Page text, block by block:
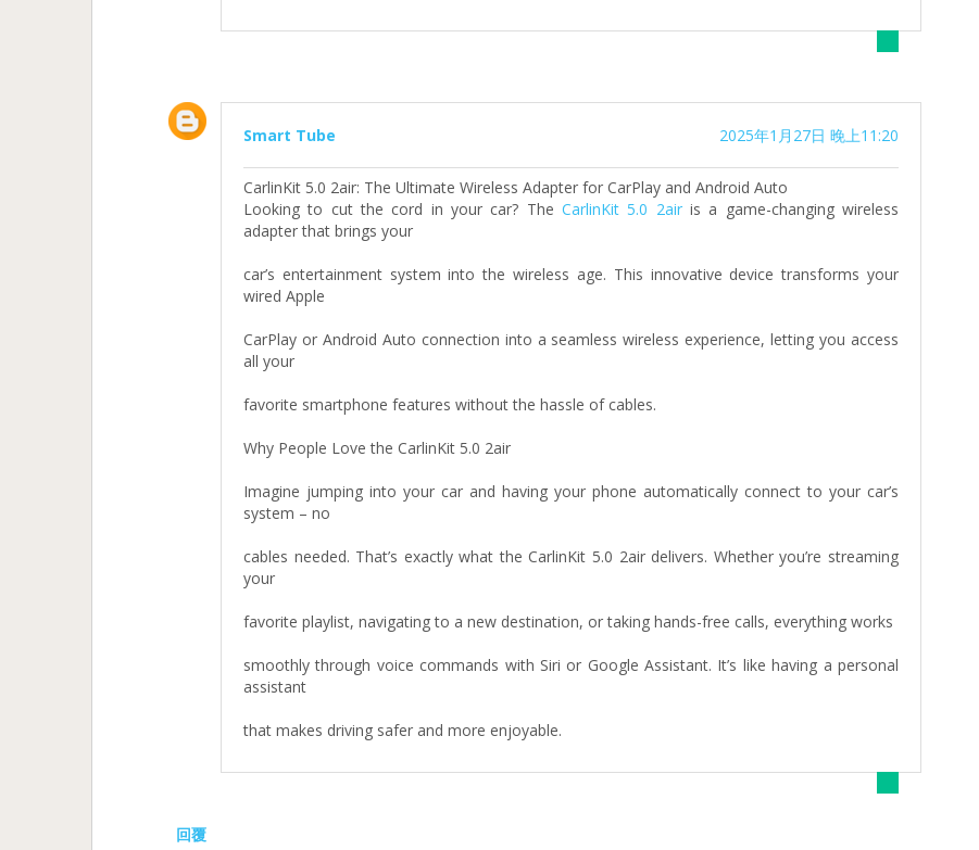
Smart Tube 2025年1月27日 晚上11:20
CarlinKit 5.0 2air: The Ultimate Wireless Adapter for CarPlay and Android Auto
Looking to cut the cord in your car? The CarlinKit 5.0 2air is a game-changing wireless
adapter that brings your
car’s entertainment system into the wireless age. This innovative device transforms your
wired Apple
CarPlay or Android Auto connection into a seamless wireless experience, letting you access
all your
favorite smartphone features without the hassle of cables.
Why People Love the CarlinKit 5.0 2air
Imagine jumping into your car and having your phone automatically connect to your car’s
system – no
cables needed. That’s exactly what the CarlinKit 5.0 2air delivers. Whether you’re streaming
your
favorite playlist, navigating to a new destination, or taking hands-free calls, everything works
smoothly through voice commands with Siri or Google Assistant. It’s like having a personal
assistant
that makes driving safer and more enjoyable.
回覆